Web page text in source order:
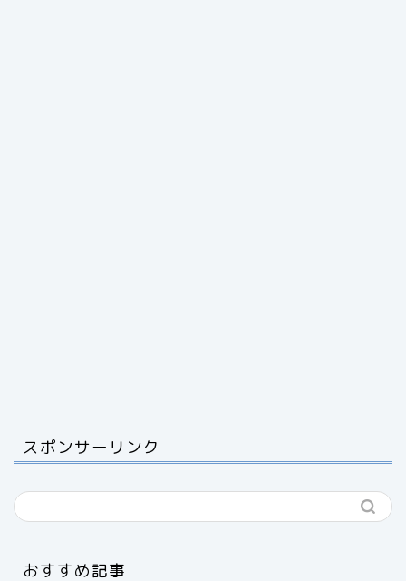
スポンサーリンク
おすすめ記事